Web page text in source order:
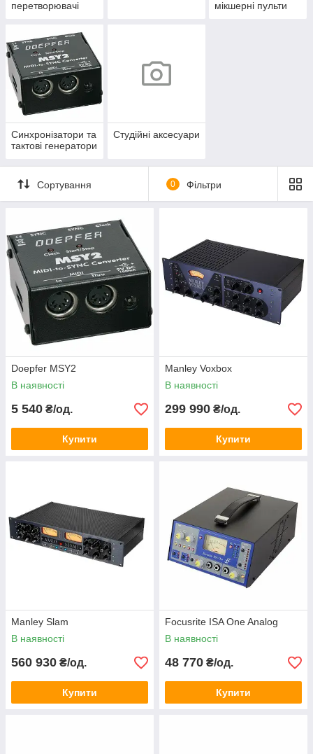
перетворювачі
мікшерні пульти
Синхронізатори та
тактові генератори
Студійні аксесуари
Сортування 0 Фільтри
Doepfer MSY2
В наявності
5 540 ₴/од.
Купити
Manley Voxbox
В наявності
299 990 ₴/од.
Купити
Manley Slam
В наявності
560 930 ₴/од.
Купити
Focusrite ISA One Analog
В наявності
48 770 ₴/од.
Купити